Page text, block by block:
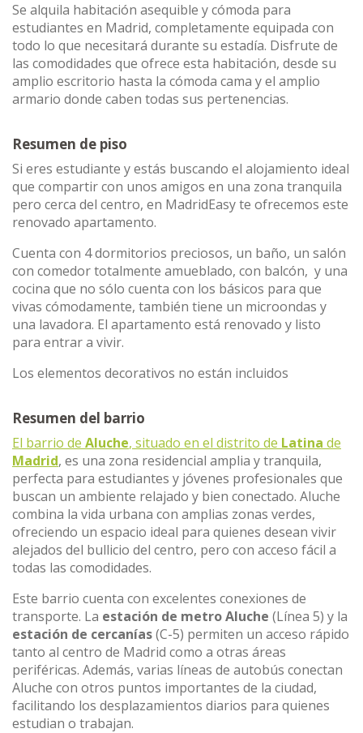
Se alquila habitación asequible y cómoda para
estudiantes en Madrid, completamente equipada con
todo lo que necesitará durante su estadía. Disfrute de
las comodidades que ofrece esta habitación, desde su
amplio escritorio hasta la cómoda cama y el amplio
armario donde caben todas sus pertenencias.
Resumen de piso
Si eres estudiante y estás buscando el alojamiento ideal
que compartir con unos amigos en una zona tranquila
pero cerca del centro, en MadridEasy te ofrecemos este
renovado apartamento.
Cuenta con 4 dormitorios preciosos, un baño, un salón
con comedor totalmente amueblado, con balcón, y una
cocina que no sólo cuenta con los básicos para que
vivas cómodamente, también tiene un microondas y
una lavadora. El apartamento está renovado y listo
para entrar a vivir.
Los elementos decorativos no están incluidos
Resumen del barrio
El barrio de Aluche, situado en el distrito de Latina de
Madrid, es una zona residencial amplia y tranquila,
perfecta para estudiantes y jóvenes profesionales que
buscan un ambiente relajado y bien conectado. Aluche
combina la vida urbana con amplias zonas verdes,
ofreciendo un espacio ideal para quienes desean vivir
alejados del bullicio del centro, pero con acceso fácil a
todas las comodidades.
Este barrio cuenta con excelentes conexiones de
transporte. La estación de metro Aluche (Línea 5) y la
estación de cercanías(C-5) permiten un acceso rápido
tanto al centro de Madrid como a otras áreas
periféricas. Además, varias líneas de autobús conectan
Aluche con otros puntos importantes de la ciudad,
facilitando los desplazamientos diarios para quienes
estudian o trabajan.